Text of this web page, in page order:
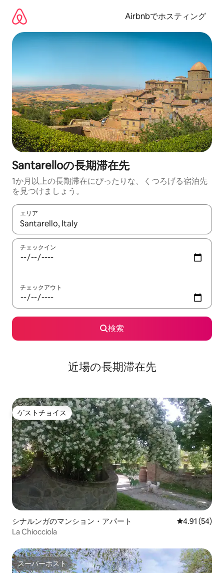
Airbnbでホスティング
Santarelloの長期滞在先
1か月以上の長期滞在にぴったりな、くつろげる宿泊先
を見つけましょう。
エリア
検索結果が表示されたら、上下の矢印キーを使って移動するか
チェックイン
チェックアウト
検索
近場の長期滞在先
ゲストチョイス
ゲストチョイス
シナルンガのマンション・アパート レビュー54
4.91 (54)
La Chiocciola
スーパーホスト
スーパーホスト